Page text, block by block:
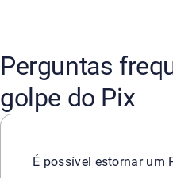
Perguntas
golpe do Pix
É possível estornar um